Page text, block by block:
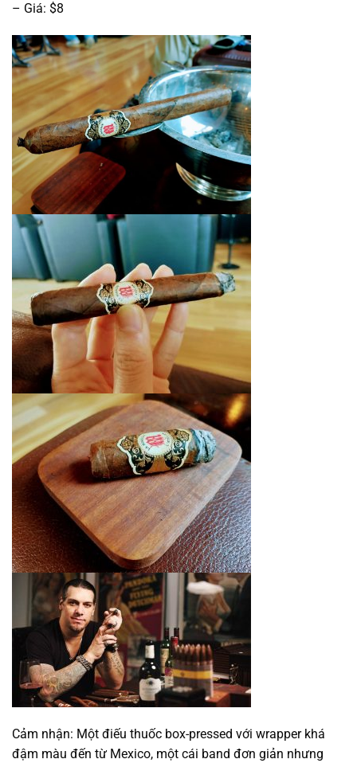
– Giá: $8
Cảm nhận: Một điếu thuốc box-pressed với wrapper khá
đậm màu đến từ Mexico, một cái band đơn giản nhưng